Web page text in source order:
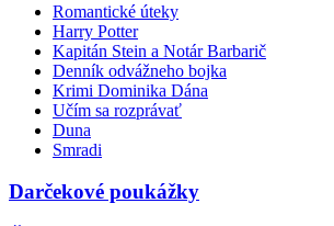
Romantické úteky
Harry Potter
Kapitán Stein a Notár Barbarič
Denník odvážneho bojka
Krimi Dominika Dána
Učím sa rozprávať
Duna
Smradi
Darčekové poukážky